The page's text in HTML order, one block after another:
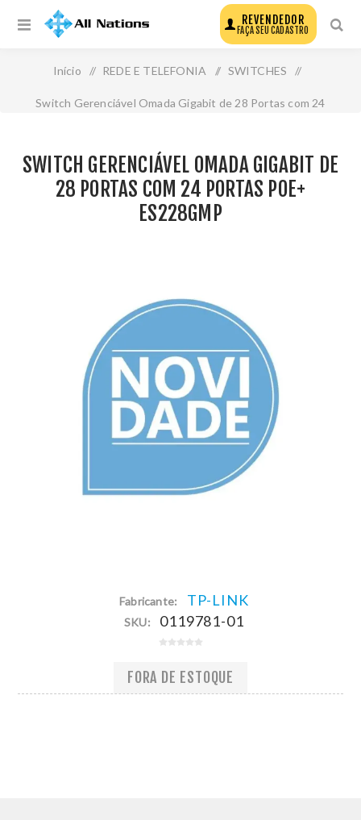
REVENDEDOR
FAÇA SEU CADASTRO
Início / REDE E TELEFONIA / SWITCHES /
Switch Gerenciável Omada Gigabit de 28 Portas com 24
SWITCH GERENCIÁVEL OMADA GIGABIT DE
28 PORTAS COM 24 PORTAS POE+
ES228GMP
Fabricante: TP-LINK
SKU: 0119781-01
FORA DE ESTOQUE